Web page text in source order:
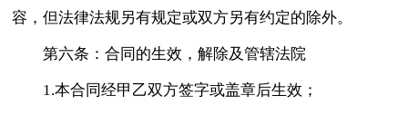
容，但法律法规另有规定或双方另有约定的除外。
第六条：合同的生效，解除及管辖法院
1.本合同经甲乙双方签字或盖章后生效；